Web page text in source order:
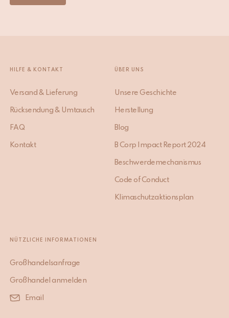
HILFE & KONTAKT
Versand & Lieferung
Rücksendung & Umtausch
FAQ
Kontakt
ÜBER UNS
Unsere Geschichte
Herstellung
Blog
B Corp Impact Report 2024
Beschwerdemechanismus
Code of Conduct
Klimaschutzaktionsplan
NÜTZLICHE INFORMATIONEN
Großhandelsanfrage
Großhandel anmelden
Email